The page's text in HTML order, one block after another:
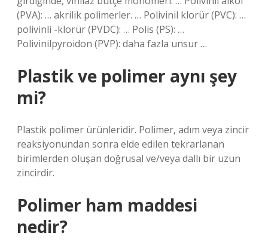
(PVA): … akrilik polimerler. … Polivinil klorür (PVC): …
polivinli -klorür (PVDC): … Polis (PS): …
Polivinilpyroidon (PVP): daha fazla unsur …
Plastik ve polimer aynı şey
mi?
Plastik polimer ürünleridir. Polimer, adım veya zincir
reaksiyonundan sonra elde edilen tekrarlanan
birimlerden oluşan doğrusal ve/veya dallı bir uzun
zincirdir.
Polimer ham maddesi
nedir?